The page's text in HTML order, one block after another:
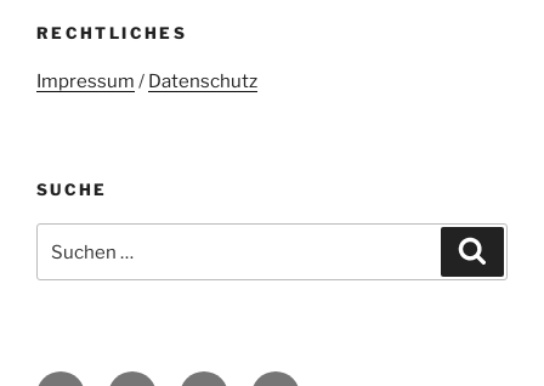
RECHTLICHES
Impressum / Datenschutz
SUCHE
nach: